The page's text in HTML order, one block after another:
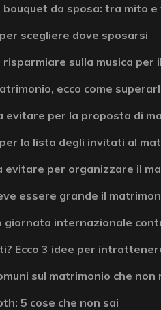
bouquet da sposa: tra mito e
scegliere dove sposarsi
risparmiare sulla musica per
ecco come
evitare per la proposta di
la lista degli invitati al
evitare per organizzare il
essere grande il
giornata internazionale
Ecco 3 idee per
sul matrimonio che
5 cose che non sai